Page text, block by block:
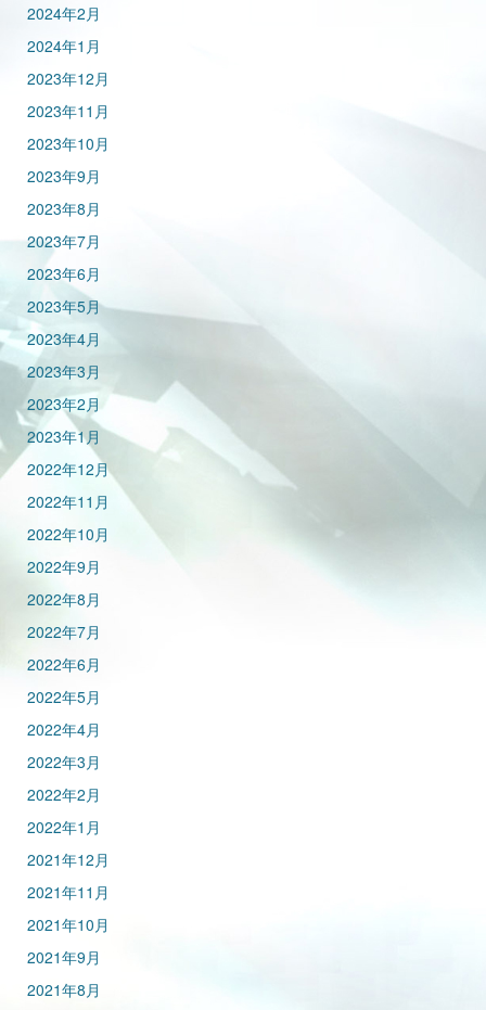
2024年2月
2024年1月
2023年12月
2023年11月
2023年10月
2023年9月
2023年8月
2023年7月
2023年6月
2023年5月
2023年4月
2023年3月
2023年2月
2023年1月
2022年12月
2022年11月
2022年10月
2022年9月
2022年8月
2022年7月
2022年6月
2022年5月
2022年4月
2022年3月
2022年2月
2022年1月
2021年12月
2021年11月
2021年10月
2021年9月
2021年8月